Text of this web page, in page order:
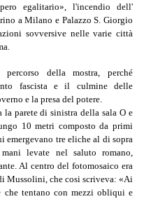
egalitario», l'incendio dell'
a Milano e Palazzo S. Giorgio
sovversive nelle varie città
percorso della mostra, perché
fascista e il culmine delle
e la presa del potere.
parete di sinistra della sala O e
10 metri composto da primi
emergevano tre eliche al di sopra
levate nel saluto romano,
Al centro del fotomosaico era
Mussolini, che cosi scriveva: «Ai
tentano con mezzi obliqui e